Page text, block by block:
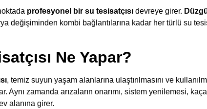
profesyonel bir su tesisatçısıdevreye girer.
değişiminden kombi bağlantılarına kadar her türlü su
Ne Yapar?
, temiz suyun yaşam alanlarına ulaştırılmasını ve
Aynı zamanda arızaların onarımı, sistem yenilemesi,
alanına girer.